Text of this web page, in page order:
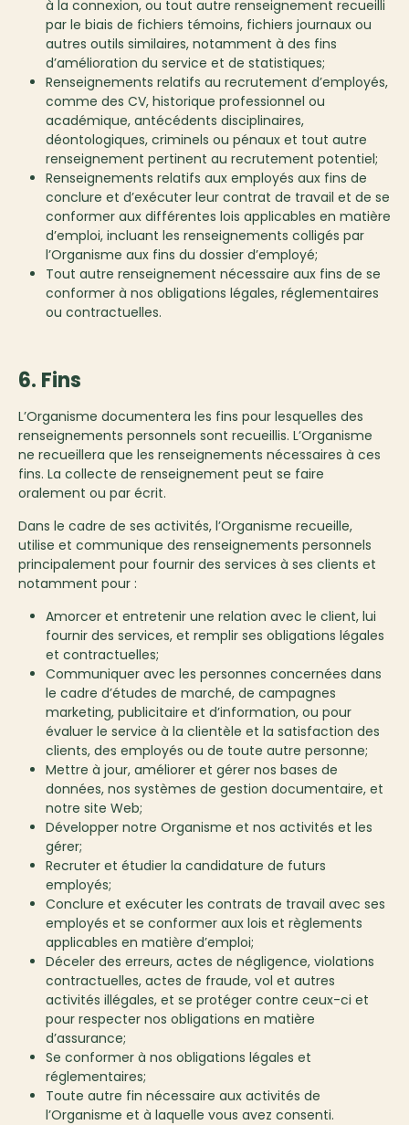
à la connexion, ou tout autre renseignement recueilli
par le biais de fichiers témoins, fichiers journaux ou
autres outils similaires, notamment à des fins
d’amélioration du service et de statistiques;
Renseignements relatifs au recrutement d’employés,
comme des CV, historique professionnel ou
académique, antécédents disciplinaires,
déontologiques, criminels ou pénaux et tout autre
renseignement pertinent au recrutement potentiel;
Renseignements relatifs aux employés aux fins de
conclure et d’exécuter leur contrat de travail et de se
conformer aux différentes lois applicables en matière
d’emploi, incluant les renseignements colligés par
l’Organisme aux fins du dossier d’employé;
Tout autre renseignement nécessaire aux fins de se
conformer à nos obligations légales, réglementaires
ou contractuelles.
6. Fins
L’Organisme documentera les fins pour lesquelles des
renseignements personnels sont recueillis. L’Organisme
ne recueillera que les renseignements nécessaires à ces
fins. La collecte de renseignement peut se faire
oralement ou par écrit.
Dans le cadre de ses activités, l’Organisme recueille,
utilise et communique des renseignements personnels
principalement pour fournir des services à ses clients et
notamment pour :
Amorcer et entretenir une relation avec le client, lui
fournir des services, et remplir ses obligations légales
et contractuelles;
Communiquer avec les personnes concernées dans
le cadre d’études de marché, de campagnes
marketing, publicitaire et d’information, ou pour
évaluer le service à la clientèle et la satisfaction des
clients, des employés ou de toute autre personne;
Mettre à jour, améliorer et gérer nos bases de
données, nos systèmes de gestion documentaire, et
notre site Web;
Développer notre Organisme et nos activités et les
gérer;
Recruter et étudier la candidature de futurs
employés;
Conclure et exécuter les contrats de travail avec ses
employés et se conformer aux lois et règlements
applicables en matière d’emploi;
Déceler des erreurs, actes de négligence, violations
contractuelles, actes de fraude, vol et autres
activités illégales, et se protéger contre ceux-ci et
pour respecter nos obligations en matière
d’assurance;
Se conformer à nos obligations légales et
réglementaires;
Toute autre fin nécessaire aux activités de
l’Organisme et à laquelle vous avez consenti.